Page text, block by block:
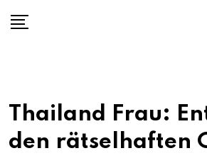
Thailand Frau:
den rätselhaften